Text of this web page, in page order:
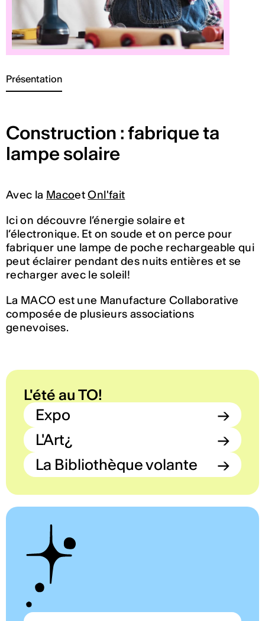
Présentation
Construction : fabrique ta
lampe solaire
Avec la MacoetOnl'fait
Ici on découvre l’énergie solaire et
l’électronique. Et on soude et on perce pour
fabriquer une lampe de poche rechargeable qui
peut éclairer pendant des nuits entières et se
recharger avec le soleil!
La MACO est une Manufacture Collaborative
composée de plusieurs associations
genevoises.
L'été au TO!
Expo
→
L'Art¿
→
La Bibliothèque volante
→